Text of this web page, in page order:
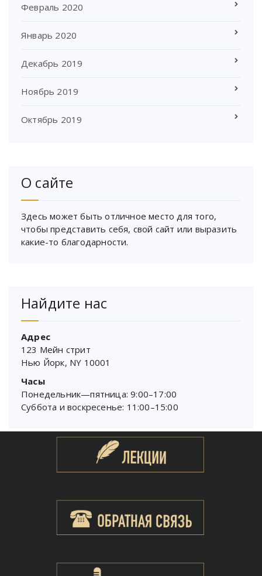
Февраль 2020
Январь 2020
Декабрь 2019
Ноябрь 2019
Октябрь 2019
О сайте
Здесь может быть отличное место для того,
чтобы представить себя, свой сайт или выразить
какие-то благодарности.
Найдите нас
Адрес
123 Мейн стрит
Нью Йорк, NY 10001
Часы
Понедельник—пятница: 9:00–17:00
Суббота и воскресенье: 11:00–15:00